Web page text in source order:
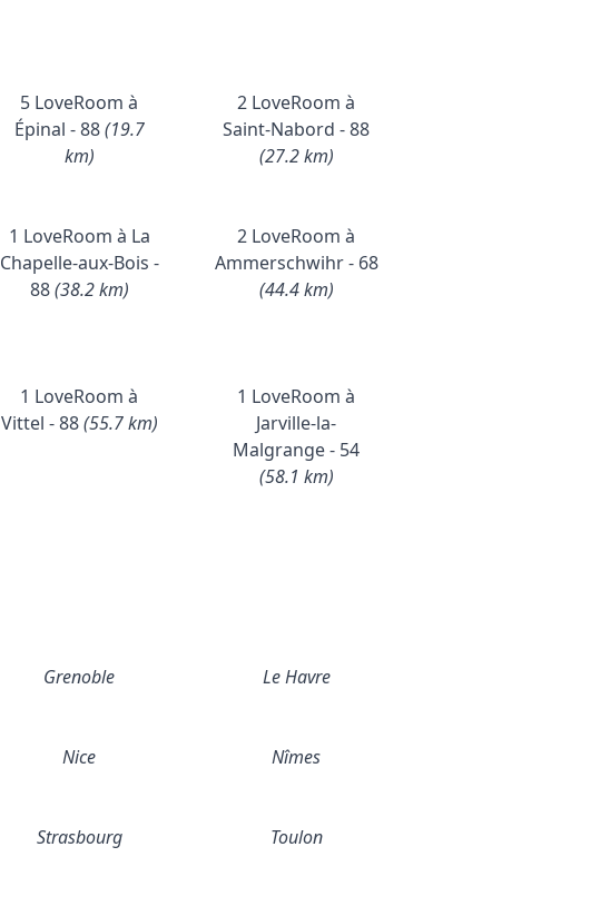
5 LoveRoom à
Épinal - 88(19.7
km)
2 LoveRoom à
Saint-Nabord - 88
(27.2 km)
1 LoveRoom à La
Chapelle-aux-Bois -
88(38.2 km)
2 LoveRoom à
Ammerschwihr - 68
(44.4 km)
1 LoveRoom à
Vittel - 88(55.7 km)
1 LoveRoom à
Jarville-la-
Malgrange - 54
(58.1 km)
Grenoble Le Havre
Nice Nîmes
Strasbourg Toulon